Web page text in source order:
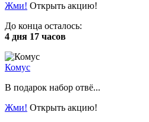
Жми! Открыть акцию!
До конца осталось:
4 дня 17 часов
Комус
В подарок набор отвё...
Жми! Открыть акцию!